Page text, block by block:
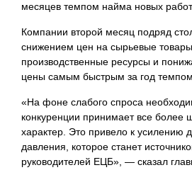
месяцев темпом найма новых
Компании второй месяц подряд
снижением цен на сырьевые
производственные ресурсы и
цены самым быстрым за год темпом.
«На фоне слабого спроса
конкуренции принимает все более
характер. Это привело к усилению
давления, которое станет
руководителей ЕЦБ», — сказал